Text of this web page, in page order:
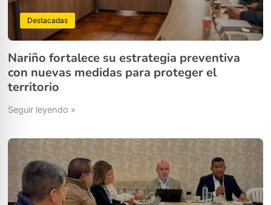
Destacadas
Nariño fortalece su estrategia preventiva
con nuevas medidas para proteger el
territorio
Seguir leyendo »